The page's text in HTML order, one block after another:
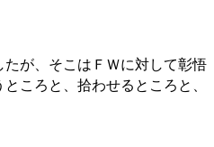
が、そこはＦＷに対して彰悟
ころと、拾わせるところと、